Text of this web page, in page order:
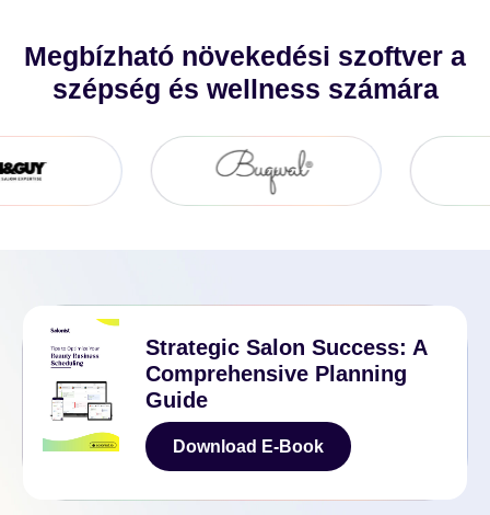
Megbízható növekedési szoftver a
szépség és wellness számára
Strategic Salon Success: A
Comprehensive Planning
Guide
Download E-Book
Download E-Book